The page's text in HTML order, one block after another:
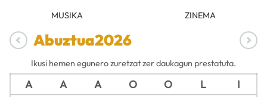
MUSIKA ZINEMA
Abuztua2026
Ikusi hemen egunero zuretzat zer daukagun prestatuta.
A A A O O L I